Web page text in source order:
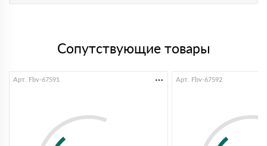
Сопутствующие товары
Арт. Fbv-67591 Арт. Fbv-67592